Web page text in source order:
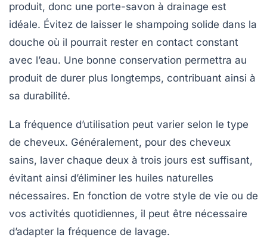
produit, donc une porte-savon à drainage est
idéale. Évitez de laisser le shampoing solide dans la
douche où il pourrait rester en contact constant
avec l’eau. Une bonne conservation permettra au
produit de durer plus longtemps, contribuant ainsi à
sa durabilité.
La fréquence d’utilisation peut varier selon le type
de cheveux. Généralement, pour des cheveux
sains, laver chaque deux à trois jours est suffisant,
évitant ainsi d’éliminer les huiles naturelles
nécessaires. En fonction de votre style de vie ou de
vos activités quotidiennes, il peut être nécessaire
d’adapter la fréquence de lavage.